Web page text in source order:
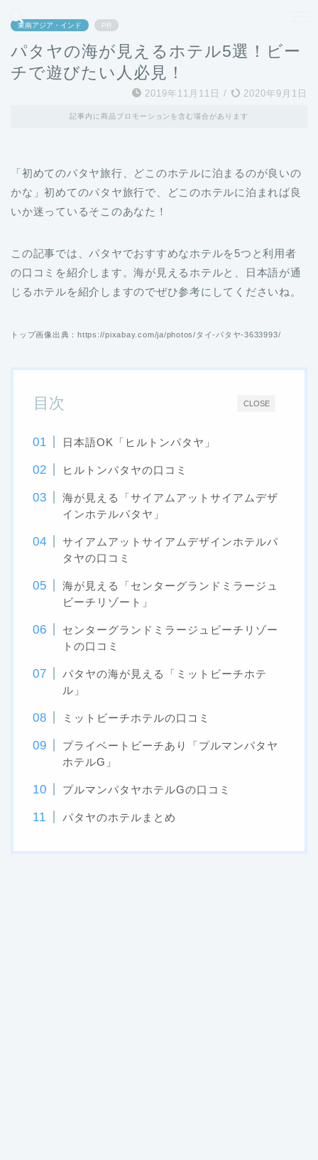
東南アジア・インド PR
パタヤの海が見えるホテル5選！ビー
チで遊びたい人必見！
2019年11月11日 / 2020年9月1日
記事内に商品プロモーションを含む場合があります
「初めてのパタヤ旅行、どこのホテルに泊まるのが良いの
かな」初めてのパタヤ旅行で、どこのホテルに泊まれば良
いか迷っているそこのあなた！
この記事では、パタヤでおすすめなホテルを5つと利用者
の口コミを紹介します。海が見えるホテルと、日本語が通
じるホテルを紹介しますのでぜひ参考にしてくださいね。
トップ画像出典：https://pixabay.com/ja/photos/タイ-パタヤ-3633993/
CLOSE
目次
日本語OK「ヒルトンパタヤ」
ヒルトンパタヤの口コミ
海が見える「サイアムアットサイアムデザ
インホテルパタヤ」
サイアムアットサイアムデザインホテルパ
タヤの口コミ
海が見える「センターグランドミラージュ
ビーチリゾート」
センターグランドミラージュビーチリゾー
トの口コミ
パタヤの海が見える「ミットビーチホテ
ル」
ミットビーチホテルの口コミ
プライベートビーチあり「プルマンパタヤ
ホテルG」
プルマンパタヤホテルGの口コミ
パタヤのホテルまとめ